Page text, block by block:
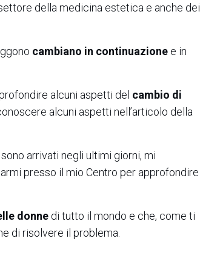
della medicina estetica e anche dei
cambiano in continuazione e in
alcuni aspetti del cambio di
alcuni aspetti nell’articolo della
arrivati negli ultimi giorni, mi
presso il mio Centro per approfondire
donne di tutto il mondo e che, come ti
di risolvere il problema.